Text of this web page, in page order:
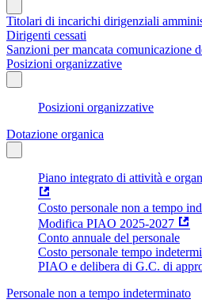
Titolari di incarichi dirigenziali
Dirigenti cessati
Sanzioni per mancata comunicazione
Posizioni organizzative
Posizioni organizzative
Dotazione organica
Piano integrato di attività e
Costo personale non a tempo
Modifica PIAO 2025-2027
Conto annuale del personale
Costo personale tempo
PIAO e delibera di G.C. di
Personale non a tempo indeterminato